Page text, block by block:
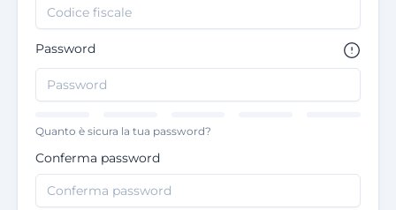
Password
Quanto è sicura la tua password?
Conferma password